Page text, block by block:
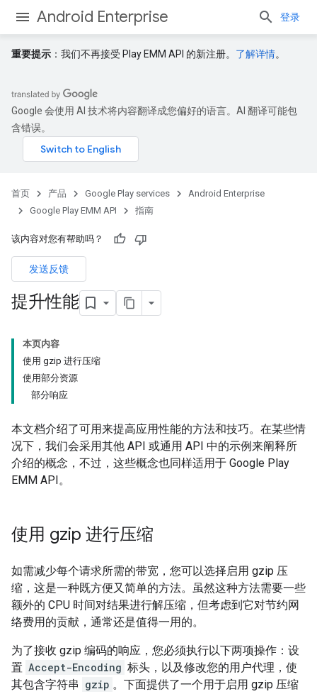
Android Enterprise 登录
重要提示 ：我们不再接受 Play EMM API 的新注册。 了解详情。
Google 会使用 AI 技术将内容翻译成您偏好的语言。AI 翻译可能包
含错误。
首页 产品 Google Play services
Android Enterprise
Google Play EMM API
指南
该内容对您有帮助吗？
发送反馈
提升性能
本页内容
使用 gzip 进行压缩
使用部分资源
部分响应
本文档介绍了可用来提高应用性能的方法和技巧。在某些情
况下，我们会采用其他 API 或通用 API 中的示例来阐释所
介绍的概念，不过，这些概念也同样适用于 Google Play
EMM API。
使用 gzip 进行压缩
如需减少每个请求所需的带宽，您可以选择启用 gzip 压
缩，这是一种既方便又简单的方法。虽然这种方法需要一些
额外的 CPU 时间对结果进行解压缩，但考虑到它对节约网
络费用的贡献，通常还是值得一用的。
为了接收 gzip 编码的响应，您必须执行以下两项操作：设
置 Accept-Encoding 标头，以及修改您的用户代理，使
其包含字符串 gzip 。下面提供了一个用于启用 gzip 压缩